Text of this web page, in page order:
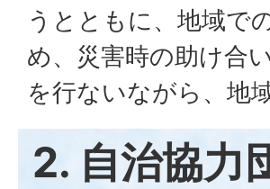
うとともに、地域で
め、災害時の助け合
を行ないながら、地
2. 自治協力